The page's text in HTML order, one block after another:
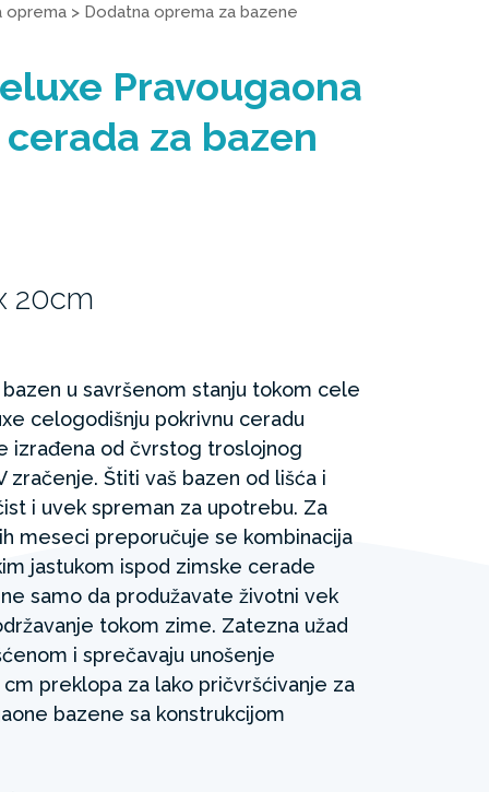
oprema > Dodatna oprema za bazene
Pravougaona
za bazen
20cm
u savršenom stanju tokom cele
celogodišnju pokrivnu ceradu
izrađena od čvrstog troslojnog
zračenje. Štiti vaš bazen od lišća i
i uvek spreman za upotrebu. Za
meseci preporučuje se kombinacija
jastukom ispod zimske cerade
samo da produžavate životni vek
tokom zime. Zatezna užad
i sprečavaju unošenje
preklopa za lako pričvršćivanje za
bazene sa konstrukcijom